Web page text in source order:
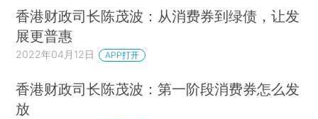
香港财政司长陈茂波：从消费券到绿债，让发
展更普惠
2022年04月12日 APP打开
香港财政司长陈茂波：第一阶段消费券怎么发
放